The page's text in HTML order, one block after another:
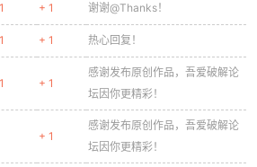
+ 1 谢谢@Thanks！
+ 1 热心回复！
+ 1
感谢发布原创作品，吾爱破解论
坛因你更精彩！
+ 1
感谢发布原创作品，吾爱破解论
坛因你更精彩！